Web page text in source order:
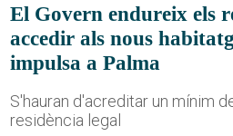
El Govern endureix els
accedir als nous
impulsa a Palma
S'hauran d'acreditar un mínim
residència legal